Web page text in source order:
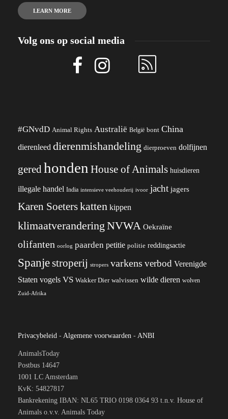
LEARN MORE
Volg ons op social media
#GNvdD Animal Rights Australië België bont China
dierenleed dierenmishandeling dierproeven dolfijnen
geredhonden House of Animals huisdieren
illegale handel India intensieve veehouderij ivoor jacht jagers
Karen Soeterskatten kippen
klimaatverandering NVWA Oekraïne
olifanten oorlog paarden petitie politie reddingsactie
Spanjestroperij stropers varkens verbod Verenigde
Staten vogels VS Wakker Dier walvissen wilde dieren wolven
Zuid-Afrika
Privacybeleid - Algemene voorwaarden - ANBI
AnimalsToday
Postbus 14647
1001 LC Amsterdam
KvK: 54827817
Bankrekening IBAN: NL65 TRIO 0198 0364 93 t.n.v. House of
Animals o.v.v. Animals Today